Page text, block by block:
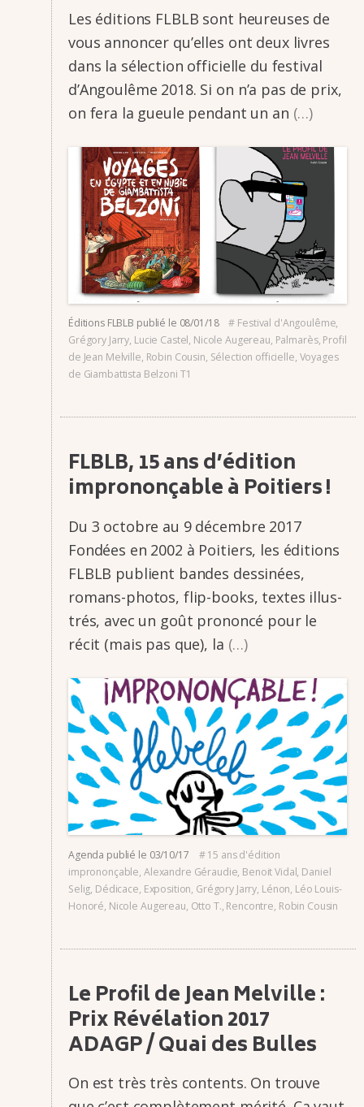
Les éditions FLBLB sont heureuses de
vous annon­­cer qu’elles ont deux livres
dans la sélec­­tion offi­­cielle du festi­­val
d’An­­gou­­lême 2018. Si on n’a pas de prix,
on fera la gueule pendant un an (…)
Éditions FLBLB publié le 08/01/18 # Festival d'Angoulême,
Grégory Jarry, Lucie Castel, Nicole Augereau, Palmarès, Profil
de Jean Melville, Robin Cousin, Sélection officielle, Voyages
de Giam­bat­tista Belzoni T1
FLBLB, 15 ans d’édi­tion
impro­nonçable à Poitiers !
Du 3 octobre au 9 décembre 2017
Fondées en 2002 à Poitiers, les éditions
FLBLB publient bandes dessi­­nées,
romans-photos, flip-books, textes illus­­
trés, avec un goût prononcé pour le
récit (mais pas que), la (…)
Agenda publié le 03/10/17 #15 ans d'édition
imprononçable, Alexandre Géraudie, Benoit Vidal, Daniel
Selig, Dédicace, Exposition, Grégory Jarry, Lénon, Léo Louis-
Honoré, Nicole Augereau, Otto T., Rencontre, Robin Cousin
Le Profil de Jean Melville :
Prix Révé­la­tion 2017
ADAGP / Quai des Bulles
On est très très contents. On trouve